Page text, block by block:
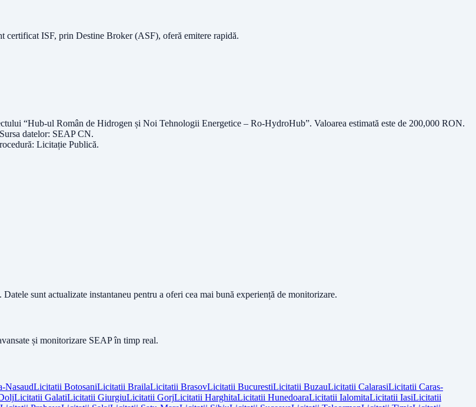
certificat ISF, prin Destine Broker (ASF), oferă emitere rapidă.
“Hub-ul Român de Hidrogen și Noi Tehnologii Energetice – Ro-HydroHub”. Valoarea estimată este de 200,000 RON.
datelor: SEAP CN.
Licitație Publică.
. Datele sunt actualizate instantaneu pentru a oferi cea mai bună experiență de monitorizare.
și monitorizare SEAP în timp real.
NasaudLicitatii BotosaniLicitatii BrailaLicitatii BrasovLicitatii BucurestiLicitatii BuzauLicitatii CalarasiLicitatii Caras-
Licitatii GalatiLicitatii GiurgiuLicitatii GorjLicitatii HarghitaLicitatii HunedoaraLicitatii IalomitaLicitatii IasiLicitatii